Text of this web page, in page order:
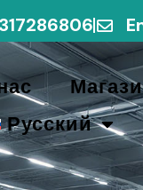
Русский